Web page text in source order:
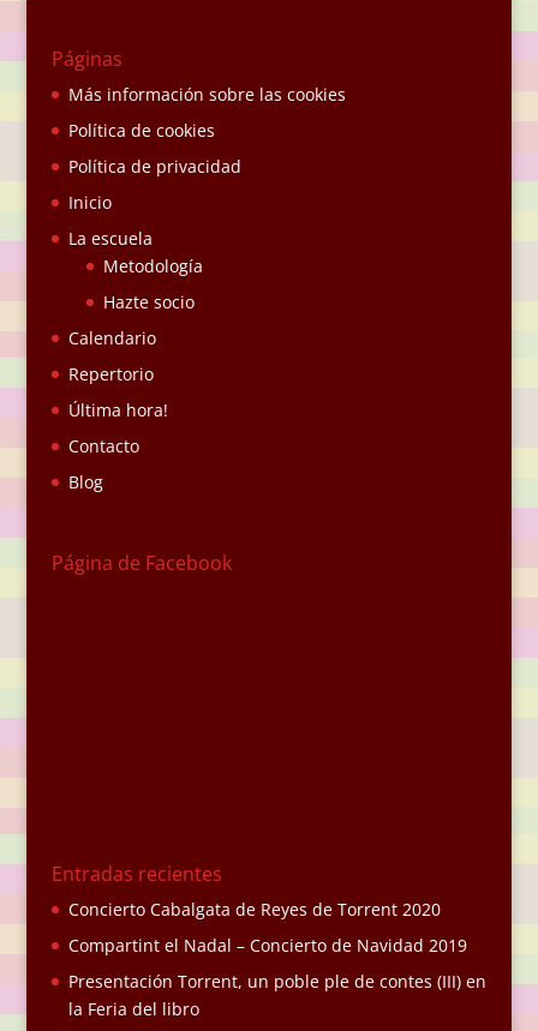
Páginas
Más información sobre las cookies
Política de cookies
Política de privacidad
Inicio
La escuela
Metodología
Hazte socio
Calendario
Repertorio
Última hora!
Contacto
Blog
Página de Facebook
Entradas recientes
Concierto Cabalgata de Reyes de Torrent 2020
Compartint el Nadal – Concierto de Navidad 2019
Presentación Torrent, un poble ple de contes (III) en
la Feria del libro